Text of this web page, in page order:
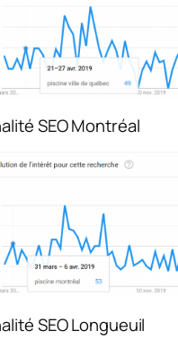
SEO Montréal
SEO Longueuil